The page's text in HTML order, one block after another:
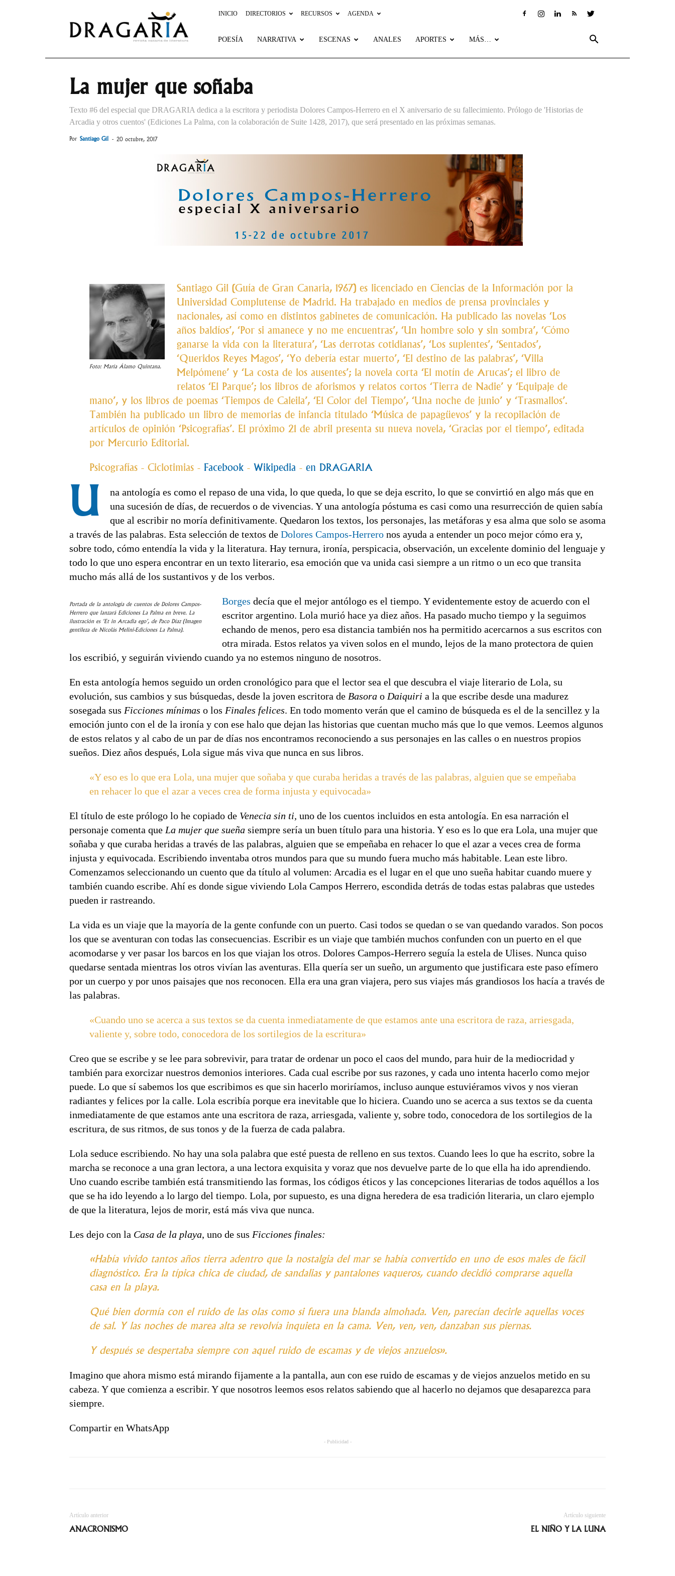
INICIO DIRECTORIOS RECURSOS AGENDA
POESÍA NARRATIVA ESCENAS ANALES APORTES MÁS…
La mujer que soñaba
Texto #6 del especial que DRAGARIA dedica a la escritora y periodista Dolores Campos-Herrero en el X aniversario de su fallecimiento. Prólogo de 'Historias de
Arcadia y otros cuentos' (Ediciones La Palma, con la colaboración de Suite 1428, 2017), que será presentado en las próximas semanas.
Por Santiago Gil - 20 octubre, 2017
Foto: María Álamo Quintana.
Santiago Gil (Guía de Gran Canaria, 1967) es licenciado en Ciencias de la Información por la
Universidad Complutense de Madrid. Ha trabajado en medios de prensa provinciales y
nacionales, así como en distintos gabinetes de comunicación. Ha publicado las novelas ‘Los
años baldíos’, ‘Por si amanece y no me encuentras’, ‘Un hombre solo y sin sombra’, ‘Cómo
ganarse la vida con la literatura’, ‘Las derrotas cotidianas’, ‘Los suplentes’, ‘Sentados’,
‘Queridos Reyes Magos’, ‘Yo debería estar muerto’, ‘El destino de las palabras’, ‘Villa
Melpómene’ y ‘La costa de los ausentes’; la novela corta ‘El motín de Arucas’; el libro de
relatos ‘El Parque’; los libros de aforismos y relatos cortos ‘Tierra de Nadie’ y ‘Equipaje de
mano’, y los libros de poemas ‘Tiempos de Caleila’, ‘El Color del Tiempo’, ‘Una noche de junio’ y ‘Trasmallos’.
También ha publicado un libro de memorias de infancia titulado ‘Música de papagüevos’ y la recopilación de
artículos de opinión ‘Psicografías’. El próximo 21 de abril presenta su nueva novela, ‘Gracias por el tiempo’, editada
por Mercurio Editorial.
Psicografías - Ciclotimias - Facebook - Wikipedia - en DRAGARIA
U
na antología es como el repaso de una vida, lo que queda, lo que se deja escrito, lo que se convirtió en algo más que en
una sucesión de días, de recuerdos o de vivencias. Y una antología póstuma es casi como una resurrección de quien sabía
que al escribir no moría definitivamente. Quedaron los textos, los personajes, las metáforas y esa alma que solo se asoma
a través de las palabras. Esta selección de textos de Dolores Campos-Herrero nos ayuda a entender un poco mejor cómo era y,
sobre todo, cómo entendía la vida y la literatura. Hay ternura, ironía, perspicacia, observación, un excelente dominio del lenguaje y
todo lo que uno espera encontrar en un texto literario, esa emoción que va unida casi siempre a un ritmo o un eco que transita
mucho más allá de los sustantivos y de los verbos.
Portada de la antología de cuentos de Dolores Campos-
Herrero que lanzará Ediciones La Palma en breve. La
ilustración es ‘Et in Arcadia ego’, de Paco Díaz (Imagen
gentileza de Nicolás Melini-Ediciones La Palma).
Borges decía que el mejor antólogo es el tiempo. Y evidentemente estoy de acuerdo con el
escritor argentino. Lola murió hace ya diez años. Ha pasado mucho tiempo y la seguimos
echando de menos, pero esa distancia también nos ha permitido acercarnos a sus escritos con
otra mirada. Estos relatos ya viven solos en el mundo, lejos de la mano protectora de quien
los escribió, y seguirán viviendo cuando ya no estemos ninguno de nosotros.
En esta antología hemos seguido un orden cronológico para que el lector sea el que descubra el viaje literario de Lola, su
evolución, sus cambios y sus búsquedas, desde la joven escritora de Basora o Daiquiri a la que escribe desde una madurez
sosegada sus Ficciones mínimas o los Finales felices. En todo momento verán que el camino de búsqueda es el de la sencillez y la
emoción junto con el de la ironía y con ese halo que dejan las historias que cuentan mucho más que lo que vemos. Leemos algunos
de estos relatos y al cabo de un par de días nos encontramos reconociendo a sus personajes en las calles o en nuestros propios
sueños. Diez años después, Lola sigue más viva que nunca en sus libros.
«Y eso es lo que era Lola, una mujer que soñaba y que curaba heridas a través de las palabras, alguien que se empeñaba
en rehacer lo que el azar a veces crea de forma injusta y equivocada»
El título de este prólogo lo he copiado de Venecia sin ti, uno de los cuentos incluidos en esta antología. En esa narración el
personaje comenta que La mujer que sueña siempre sería un buen título para una historia. Y eso es lo que era Lola, una mujer que
soñaba y que curaba heridas a través de las palabras, alguien que se empeñaba en rehacer lo que el azar a veces crea de forma
injusta y equivocada. Escribiendo inventaba otros mundos para que su mundo fuera mucho más habitable. Lean este libro.
Comenzamos seleccionando un cuento que da título al volumen: Arcadia es el lugar en el que uno sueña habitar cuando muere y
también cuando escribe. Ahí es donde sigue viviendo Lola Campos Herrero, escondida detrás de todas estas palabras que ustedes
pueden ir rastreando.
La vida es un viaje que la mayoría de la gente confunde con un puerto. Casi todos se quedan o se van quedando varados. Son pocos
los que se aventuran con todas las consecuencias. Escribir es un viaje que también muchos confunden con un puerto en el que
acomodarse y ver pasar los barcos en los que viajan los otros. Dolores Campos-Herrero seguía la estela de Ulises. Nunca quiso
quedarse sentada mientras los otros vivían las aventuras. Ella quería ser un sueño, un argumento que justificara este paso efímero
por un cuerpo y por unos paisajes que nos reconocen. Ella era una gran viajera, pero sus viajes más grandiosos los hacía a través de
las palabras.
«Cuando uno se acerca a sus textos se da cuenta inmediatamente de que estamos ante una escritora de raza, arriesgada,
valiente y, sobre todo, conocedora de los sortilegios de la escritura»
Creo que se escribe y se lee para sobrevivir, para tratar de ordenar un poco el caos del mundo, para huir de la mediocridad y
también para exorcizar nuestros demonios interiores. Cada cual escribe por sus razones, y cada uno intenta hacerlo como mejor
puede. Lo que sí sabemos los que escribimos es que sin hacerlo moriríamos, incluso aunque estuviéramos vivos y nos vieran
radiantes y felices por la calle. Lola escribía porque era inevitable que lo hiciera. Cuando uno se acerca a sus textos se da cuenta
inmediatamente de que estamos ante una escritora de raza, arriesgada, valiente y, sobre todo, conocedora de los sortilegios de la
escritura, de sus ritmos, de sus tonos y de la fuerza de cada palabra.
Lola seduce escribiendo. No hay una sola palabra que esté puesta de relleno en sus textos. Cuando lees lo que ha escrito, sobre la
marcha se reconoce a una gran lectora, a una lectora exquisita y voraz que nos devuelve parte de lo que ella ha ido aprendiendo.
Uno cuando escribe también está transmitiendo las formas, los códigos éticos y las concepciones literarias de todos aquéllos a los
que se ha ido leyendo a lo largo del tiempo. Lola, por supuesto, es una digna heredera de esa tradición literaria, un claro ejemplo
de que la literatura, lejos de morir, está más viva que nunca.
Les dejo con la Casa de la playa, uno de sus Ficciones finales:
«Había vivido tantos años tierra adentro que la nostalgia del mar se había convertido en uno de esos males de fácil
diagnóstico. Era la típica chica de ciudad, de sandalias y pantalones vaqueros, cuando decidió comprarse aquella
casa en la playa.
Qué bien dormía con el ruido de las olas como si fuera una blanda almohada. Ven, parecían decirle aquellas voces
de sal. Y las noches de marea alta se revolvía inquieta en la cama. Ven, ven, ven, danzaban sus piernas.
Y después se despertaba siempre con aquel ruido de escamas y de viejos anzuelos».
Imagino que ahora mismo está mirando fijamente a la pantalla, aun con ese ruido de escamas y de viejos anzuelos metido en su
cabeza. Y que comienza a escribir. Y que nosotros leemos esos relatos sabiendo que al hacerlo no dejamos que desaparezca para
siempre.
Compartir en WhatsApp
- Publicidad -
Artículo anterior
ANACRONISMO
Artículo siguiente
EL NIÑO Y LA LUNA